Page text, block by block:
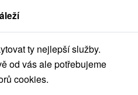
pro seniory Gemer
Gemer
ty nejlepší služby.
od vás ale potřebujeme
cookies.